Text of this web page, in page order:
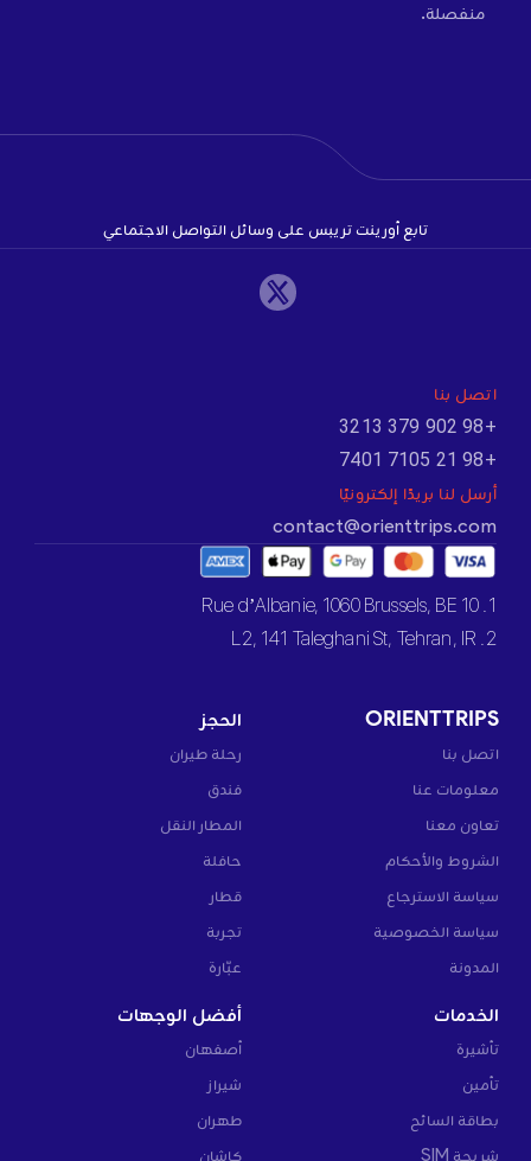
منفصلة.
تابع أورينت تريبس على وسائل التواصل الاجتماعي
اتصل بنا
+98 902 379 3213
+98 21 7105 7401
أرسل لنا بريدًا إلكترونيًا
contact@orienttrips.com
1. 10 Rue d’Albanie, 1060 Brussels, BE
2. L2, 141 Taleghani St, Tehran, IR
ORIENTTRIPS
اتصل بنا
معلومات عنا
تعاون معنا
الشروط والأحكام
سياسة الاسترجاع
سياسة الخصوصية
المدونة
الحجز
رحلة طيران
فندق
المطار النقل
حافلة
قطار
تجربة
عبّارة
الخدمات
تأشيرة
تأمين
بطاقة السائح
شريحة SIM
أفضل الوجهات
أصفهان
شيراز
طهران
كاشان